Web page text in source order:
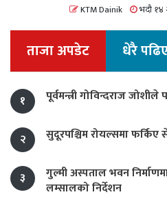
KTM Dainik भदौ १४
ताजा अपडेट धेरै
१ पूर्वमन्त्री गोविन्दराज
२ सुदूरपश्चिम रोयल्समा
३
गुल्मी अस्पताल भवन
लम्सालको निर्देशन